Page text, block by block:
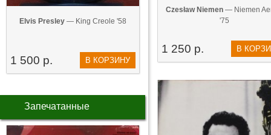
Elvis Presley — King Creole '58
1 500 р. В КОРЗИНУ
Запечатанные
Czesław Niemen — Niemen
'75
1 250 р. В